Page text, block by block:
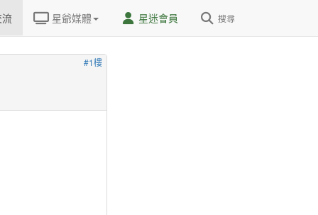
星爺媒體 星迷會員 搜尋
#1樓